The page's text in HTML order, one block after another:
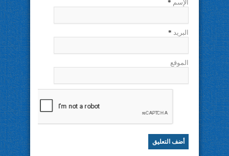
الإسم *
البريد *
الموقع